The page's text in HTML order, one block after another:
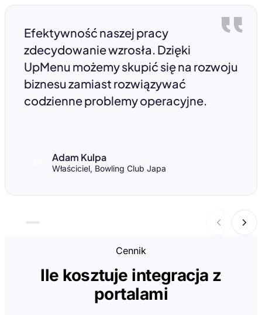
Efektywność naszej pracy
zdecydowanie wzrosła. Dzięki
UpMenu możemy skupić się na rozwoju
biznesu zamiast rozwiązywać
codzienne problemy operacyjne.
Adam Kulpa
Właściciel, Bowling Club Japa
Cennik
Ile kosztuje integracja z
portalami